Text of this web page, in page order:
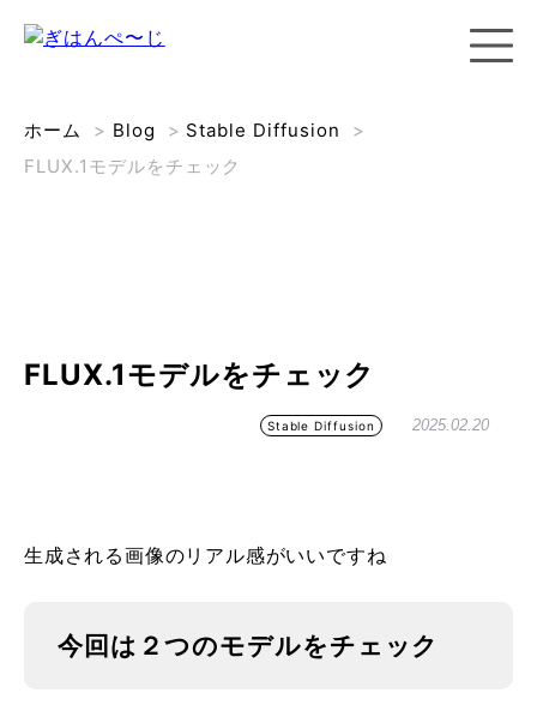
ホーム > Blog > Stable Diffusion
>
FLUX.1モデルをチェック
FLUX.1モデルをチェック
Stable Diffusion 2025.02.20
生成される画像のリアル感がいいですね
今回は２つのモデルをチェック